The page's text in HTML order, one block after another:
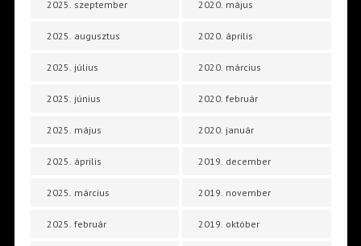
2025. szeptember
2025. augusztus
2025. július
2025. június
2025. május
2025. április
2025. március
2025. február
2020. május
2020. április
2020. március
2020. február
2020. január
2019. december
2019. november
2019. október